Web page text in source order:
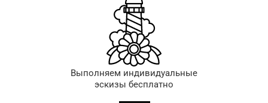
Выполняем индивидуальные
эскизы бесплатно